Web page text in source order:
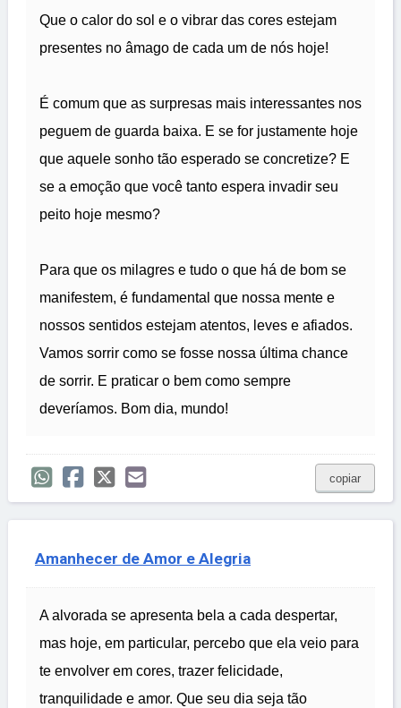
Que o calor do sol e o vibrar das cores estejam
presentes no âmago de cada um de nós hoje!
É comum que as surpresas mais interessantes nos
peguem de guarda baixa. E se for justamente hoje
que aquele sonho tão esperado se concretize? E
se a emoção que você tanto espera invadir seu
peito hoje mesmo?
Para que os milagres e tudo o que há de bom se
manifestem, é fundamental que nossa mente e
nossos sentidos estejam atentos, leves e afiados.
Vamos sorrir como se fosse nossa última chance
de sorrir. E praticar o bem como sempre
deveríamos. Bom dia, mundo!
copiar
Amanhecer de Amor e Alegria
A alvorada se apresenta bela a cada despertar,
mas hoje, em particular, percebo que ela veio para
te envolver em cores, trazer felicidade,
tranquilidade e amor. Que seu dia seja tão